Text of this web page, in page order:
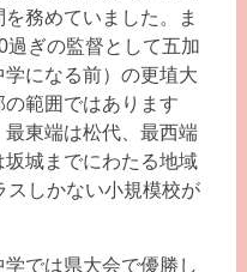
務めていました。ま
ぎの監督として五加
になる前）の更埴大
範囲ではあります
東端は松代、最西端
城までにわたる地域
スしかない小規模校が
では県大会で優勝し